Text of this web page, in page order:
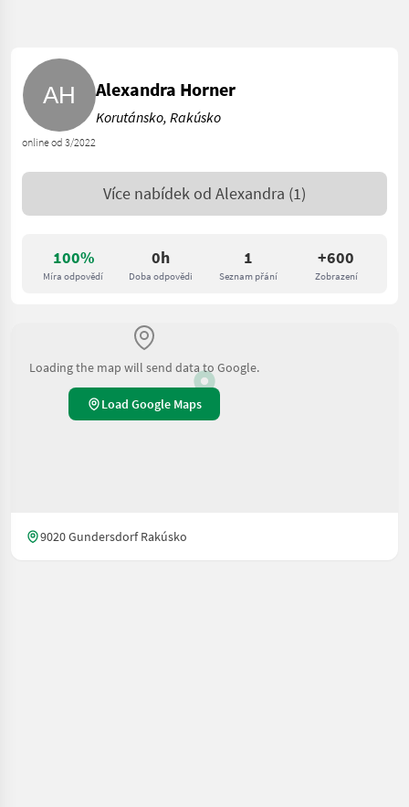
100%
Míra odpovědí
0h
Doba odpovědi
1
Seznam přání
+600
Zobrazení
online od 3/2022
Alexandra Horner
Korutánsko, Rakúsko
Více nabídek od Alexandra (1)
Loading the map will send data to Google.
Load Google Maps
9020 Gundersdorf Rakúsko